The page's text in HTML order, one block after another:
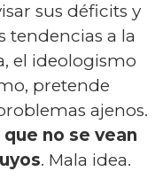
sus déficits y
tendencias a la
el ideologismo
pretende
ajenos.
no se vean
. Mala idea.